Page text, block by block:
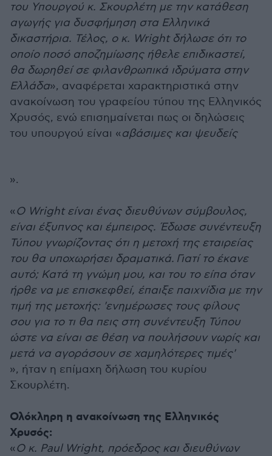
του Υπουργού κ. Σκουρλέτη με την κατάθεση
αγωγής για δυσφήμηση στα Ελληνικά
δικαστήρια. Τέλος, ο κ. Wright δήλωσε ότι το
οποίο ποσό αποζημίωσης ήθελε επιδικαστεί,
θα δωρηθεί σε φιλανθρωπικά ιδρύματα στην
Ελλάδα», αναφέρεται χαρακτηριστικά στην
ανακοίνωση του γραφείου τύπου της Ελληνικός
Χρυσός, ενώ επισημαίνεται πως οι δηλώσεις
του υπουργού είναι «αβάσιμες και ψευδείς
».
«Ο Wright είναι ένας διευθύνων σύμβουλος,
είναι έξυπνος και έμπειρος. Έδωσε συνέντευξη
Τύπου γνωρίζοντας ότι η μετοχή της εταιρείας
του θα υποχωρήσει δραματικά. Γιατί το έκανε
αυτό; Κατά τη γνώμη μου, και του το είπα όταν
ήρθε να με επισκεφθεί, έπαιξε παιχνίδια με την
τιμή της μετοχής: 'ενημέρωσες τους φίλους
σου για το τι θα πεις στη συνέντευξη Τύπου
ώστε να είναι σε θέση να πουλήσουν νωρίς και
μετά να αγοράσουν σε χαμηλότερες τιμές'
», ήταν η επίμαχη δήλωση του κυρίου
Σκουρλέτη.
Ολόκληρη η ανακοίνωση της Ελληνικός
Χρυσός:
«O κ. Paul Wright, πρόεδρος και διευθύνων